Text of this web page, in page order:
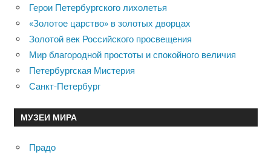
Герои Петербургского лихолетья
«Золотое царство» в золотых дворцах
Золотой век Российского просвещения
Мир благородной простоты и спокойного величия
Петербургская Мистерия
Санкт-Петербург
МУЗЕИ МИРА
Прадо